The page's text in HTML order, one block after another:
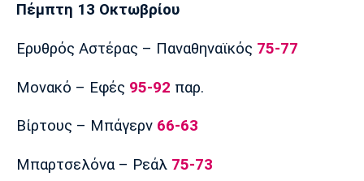
Πέμπτη 13 Οκτωβρίου
Ερυθρός Αστέρας – Παναθηναϊκός 75-77
Μονακό – Εφές 95-92 παρ.
Βίρτους – Μπάγερν 66-63
Μπαρτσελόνα – Ρεάλ 75-73